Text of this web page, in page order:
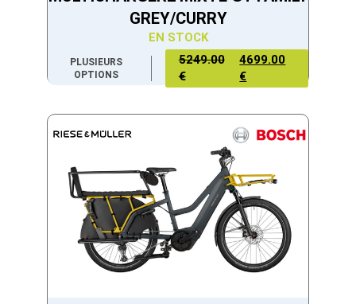
GREY/CURRY
EN STOCK
PLUSIEURS
OPTIONS
5249.00
€
4699.00
€